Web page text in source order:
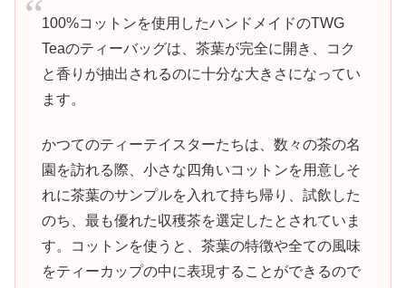
100%コットンを使用したハンドメイドのTWG
Teaのティーバッグは、茶葉が完全に開き、コク
と香りが抽出されるのに十分な大きさになってい
ます。
かつてのティーテイスターたちは、数々の茶の名
園を訪れる際、小さな四角いコットンを用意しそ
れに茶葉のサンプルを入れて持ち帰り、試飲した
のち、最も優れた収穫茶を選定したとされていま
す。コットンを使うと、茶葉の特徴や全ての風味
をティーカップの中に表現することができるので